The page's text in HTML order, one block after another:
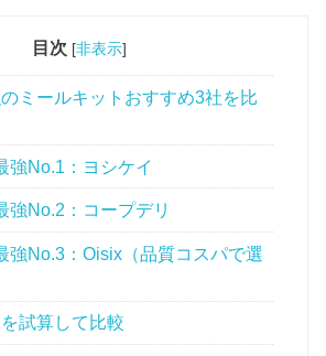
ずっと気になってたんだよねミールキット vs スー
食あたりの食材費比較例えば「鶏肉と野菜の炒め物
」を作る場合、スーパーで食材を買うと2人前で約6
円（1人前300〜400円）。同じようなメニューのミ
目次 [非表示]
ミールキットおすすめ3社を比
強No.1：ヨシケイ
強No.2：コープデリ
強No.3：Oisix（品質コスパで選
試算して比較